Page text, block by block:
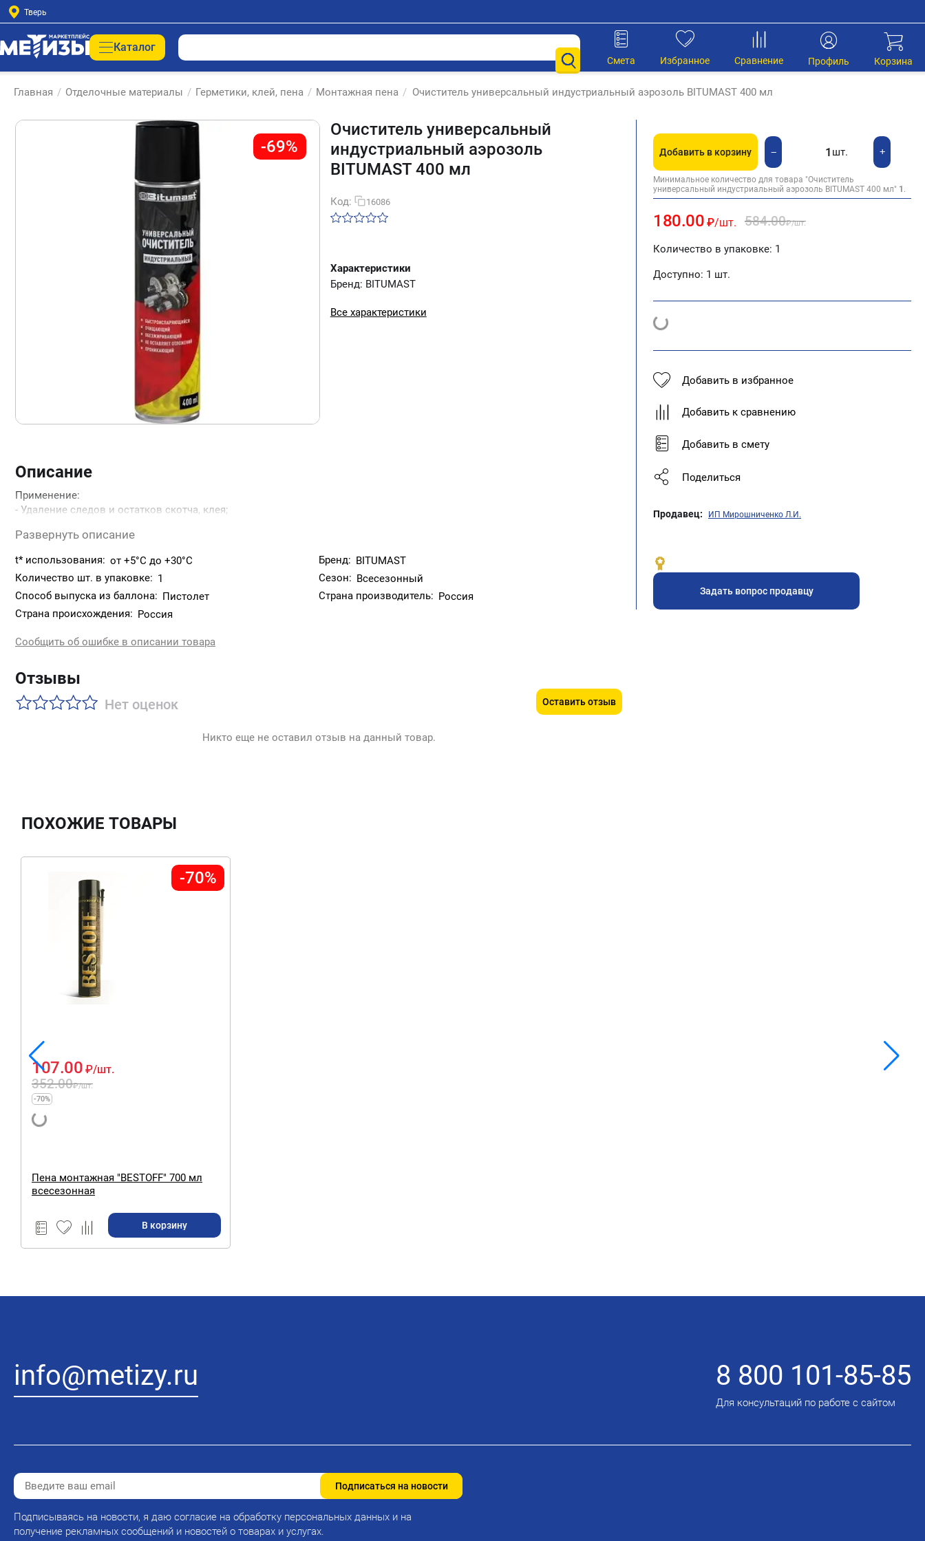
Тверь
Каталог
Корзина
Профиль
Сравнение
Избранное
Смета
Главная / Отделочные материалы / Герметики, клей, пена / Монтажная пена / Очиститель универсальный индустриальный аэрозоль BITUMAST 400 мл
-69%
Очиститель универсальный
индустриальный аэрозоль
BITUMAST 400 мл
Код: 16086
Характеристики
Бренд: BITUMAST
Все характеристики
Описание
Применение:
- Удаление следов и остатков скотча, клея;
- Удаление пятен свежей и затвердевшей монтажной пены;
- Очистка клапанов пистолетов-аппликаторов.
Развернуть описание
t* использования: от +5°C до +30°C Бренд: BITUMAST
Количество шт. в упаковке: 1 Сезон: Всесезонный
Способ выпуска из баллона: Пистолет Страна производитель: Россия
Страна происхождения: Россия
Сообщить об ошибке в описании товара
Отзывы
Нет оценок Оставить отзыв
Никто еще не оставил отзыв на данный товар.
Добавить в корзину +
шт.
−
Минимальное количество для товара "Очиститель
универсальный индустриальный аэрозоль BITUMAST 400 мл" 1 .
180.00 ₽/шт. 584.00₽/шт.
Количество в упаковке: 1
Доступно: 1 шт.
Добавить в избранное
Добавить к сравнению
Добавить в смету
Поделиться
Продавец: ИП Мирошниченко Л.И.
Задать вопрос продавцу
ПОХОЖИЕ ТОВАРЫ
-70%
352.00₽/шт.
107.00 ₽/шт.
-70%
Пена монтажная "BESTOFF" 700 мл
всесезонная
В корзину
info@metizy.ru 8 800 101-85-85
Для консультаций по работе с сайтом
Подписаться на новости
Подписываясь на новости, я даю согласие на обработку персональных данных и на
получение рекламных сообщений и новостей о товарах и услугах.